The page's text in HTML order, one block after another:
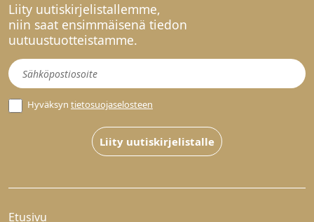
Liity uutiskirjelistallemme,
niin saat ensimmäisenä tiedon
uutuustuotteistamme.
Uutiskirje
Hyväksyn tietosuojaselosteen
Liity uutiskirjelistalle
Etusivu